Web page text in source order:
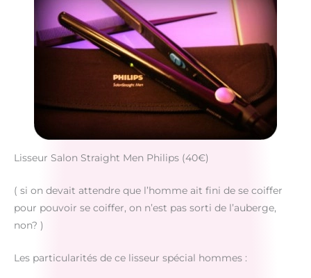
Lisseur Salon Straight Men Philips (40€)
( si on devait attendre que l’homme ait fini de se coiffer
pour pouvoir se coiffer, on n’est pas sorti de l’auberge,
non? )
Les particularités de ce lisseur spécial hommes :